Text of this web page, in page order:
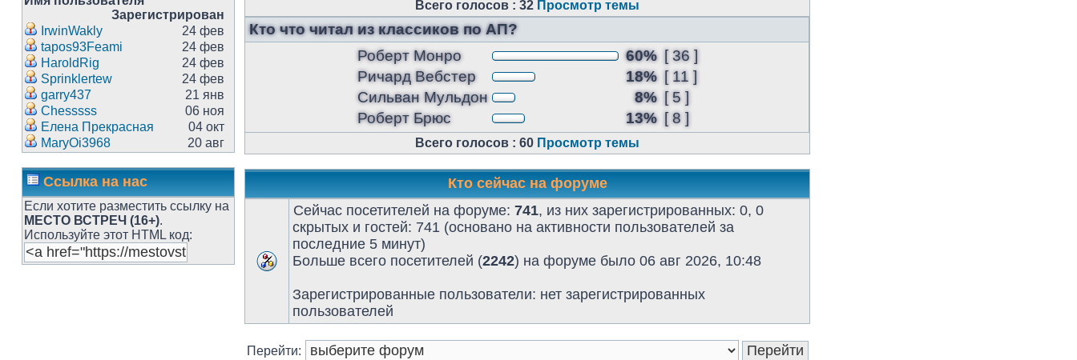
Зарегистрирован
IrwinWakly
24 фев
tapos93Feami
24 фев
HaroldRig
24 фев
Sprinklertew
24 фев
garry437
21 янв
Chesssss
06 ноя
Елена Прекрасная
04 окт
MaryOi3968
20 авг
Ссылка на нас
Если хотите разместить ссылку на
МЕСТО ВСТРЕЧ (16+).
Используйте этот HTML код:
Всего голосов : 32 Просмотр темы
Кто что читал из классиков по АП?
Роберт Монро
60% [ 36 ]
Ричард Вебстер
18% [ 11 ]
Сильван Мульдон
8% [ 5 ]
Роберт Брюс
13% [ 8 ]
Всего голосов : 60 Просмотр темы
Кто сейчас на форуме
Сейчас посетителей на форуме: 741, из них зарегистрированных: 0, 0
скрытых и гостей: 741 (основано на активности пользователей за
последние 5 минут)
Больше всего посетителей (2242) на форуме было 06 авг 2026, 10:48
Зарегистрированные пользователи: нет зарегистрированных
пользователей
Перейти: